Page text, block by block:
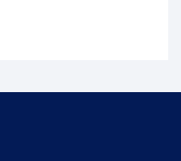
City P9
Saarbrücken,